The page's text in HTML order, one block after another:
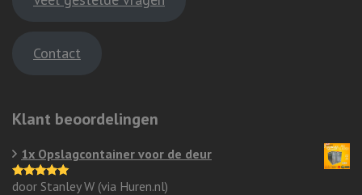
Contact
Klant beoordelingen
1x Opslagcontainer voor de deur
Gewaardeerd
door Stanley W (via Huren.nl)